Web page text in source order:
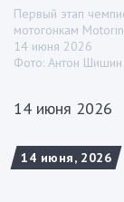
Первый этап
мотогонкам
14 июня 2026
Фото: Антон Шишин
14 июня 2026
14 июня, 2026